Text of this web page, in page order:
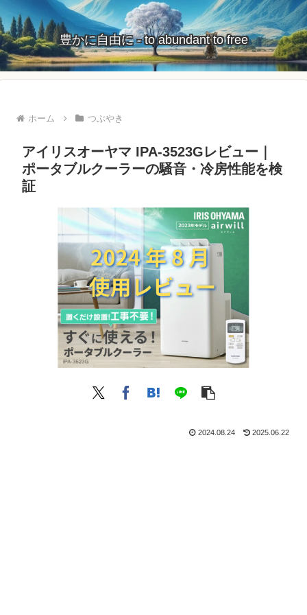
豊かに自由に - to abundant to free
ホーム つぶやき
アイリスオーヤマ IPA-3523Gレビュー｜
ポータブルクーラーの騒音・冷房性能を検
証
2024.08.24 2025.06.22